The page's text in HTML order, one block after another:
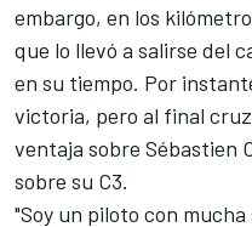
embargo, en los
que lo llevó a salirse del
en su tiempo. Por
victoria, pero al final
ventaja sobre Sébastien
sobre su C3.
"Soy un piloto con